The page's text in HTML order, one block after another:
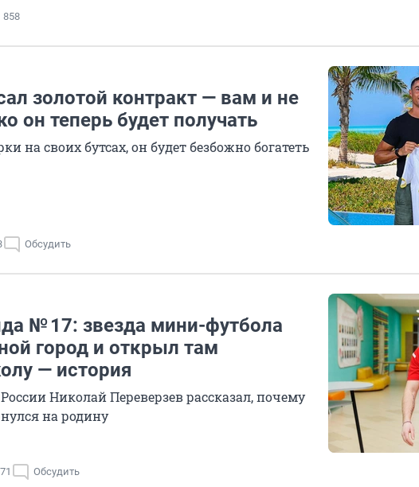
858
золотой контракт — вам и не
он теперь будет получать
на своих бутсах, он будет безбожно богатеть
Обсудить
№ 17: звезда мини-футбола
город и открыл там
— история
Николай Переверзев рассказал, почему
на родину
Обсудить